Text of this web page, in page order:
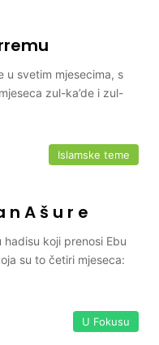
u svetim mjesecima, s
zul-ka’de i zul-
Islamske teme
n A š u r e
hadisu koji prenosi Ebu
su to četiri mjeseca:
U Fokusu